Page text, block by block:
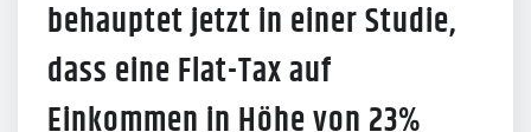
behauptet jetzt in einer Studie,
dass eine Flat-Tax auf
Einkommen in Höhe von 23%